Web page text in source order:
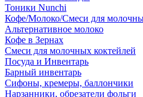
Тоники Nunchi
Кофе/Молоко/Смеси для
Альтернативное молоко
Кофе в Зернах
Смеси для молочных коктейлей
Посуда и Инвентарь
Барный инвентарь
Сифоны, кремеры, баллончики
Нарзанники, обрезатели фольги